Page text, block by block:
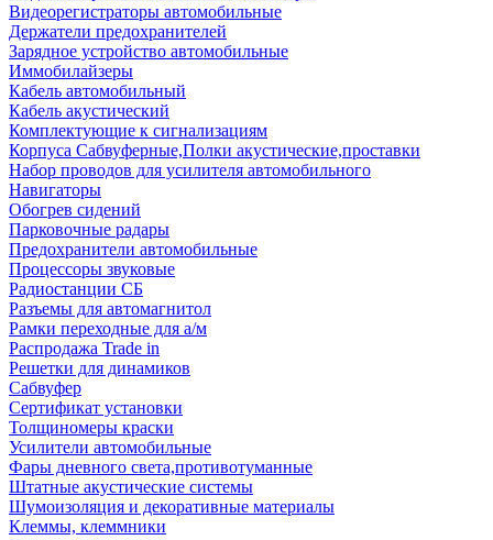
Видеорегистраторы автомобильные
Держатели предохранителей
Зарядное устройство автомобильные
Иммобилайзеры
Кабель автомобильный
Кабель акустический
Комплектующие к сигнализациям
Корпуса Сабвуферные,Полки акустические,проставки
Набор проводов для усилителя автомобильного
Навигаторы
Обогрев сидений
Парковочные радары
Предохранители автомобильные
Процессоры звуковые
Радиостанции СБ
Разъемы для автомагнитол
Рамки переходные для а/м
Распродажа Trade in
Решетки для динамиков
Сабвуфер
Сертификат установки
Толщиномеры краски
Усилители автомобильные
Фары дневного света,противотуманные
Штатные акустические системы
Шумоизоляция и декоративные материалы
Клеммы, клеммники